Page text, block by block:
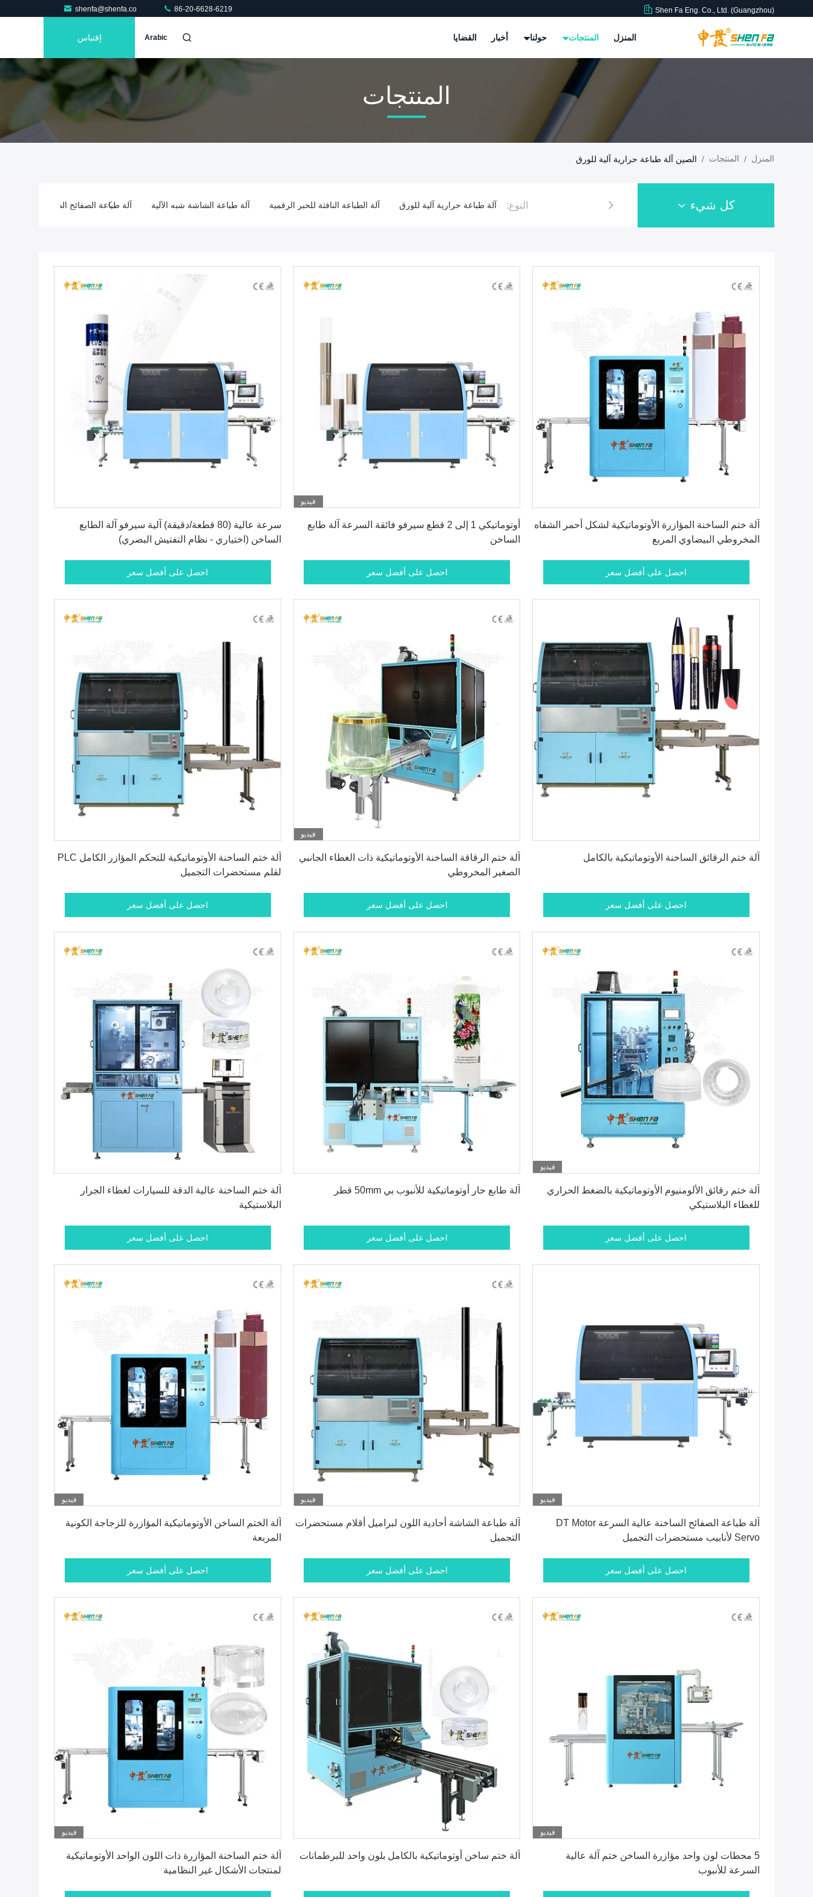
Shen Fa Eng. Co., Ltd. (Guangzhou)
shenfa@shenfa.co 86-20-6628-6219
المنزل المنتجات حولنا أخبار القضايا Arabic إقتباس
المنتجات
المنزل / المنتجات / الصين آلة طباعة حرارية آلية للورق
كل شيء النوع:آلة طباعة الشاشة الأوتوماتيكية آلة طباعة حرارية آلية للورق آلة الطباعة النافثة للحبر الرقمية آلة طباعة الشاشة شبه الآلية آلة طباعة الصفائح الساخنة شبه
آلة ختم الساخنة المؤازرة الأوتوماتيكية لشكل أحمر الشفاه
المخروطي البيضاوي المربع
احصل على أفضل سعر
فيديو
أوتوماتيكي 1 إلى 2 قطع سيرفو فائقة السرعة آلة طابع
الساخن
احصل على أفضل سعر
سرعة عالية (80 قطعة/دقيقة) آلية سيرفو آلة الطابع
الساخن (اختياري - نظام التفتيش البصري)
احصل على أفضل سعر
آلة ختم الرقائق الساخنة الأوتوماتيكية بالكامل
احصل على أفضل سعر
فيديو
آلة ختم الرقاقة الساخنة الأوتوماتيكية ذات الغطاء الجانبي
الصغير المخروطي
احصل على أفضل سعر
آلة ختم الساخنة الأوتوماتيكية للتحكم المؤازر الكامل PLC
لقلم مستحضرات التجميل
احصل على أفضل سعر
فيديو
آلة ختم رقائق الألومنيوم الأوتوماتيكية بالضغط الحراري
للغطاء البلاستيكي
احصل على أفضل سعر
آلة طابع حار أوتوماتيكية للأنبوب بي 50mm قطر
احصل على أفضل سعر
آلة ختم الساخنة عالية الدقة للسيارات لغطاء الجرار
البلاستيكية
احصل على أفضل سعر
فيديو
آلة طباعة الصفائح الساخنة عالية السرعة DT Motor
Servo لأنابيب مستحضرات التجميل
احصل على أفضل سعر
فيديو
آلة طباعة الشاشة أحادية اللون لبراميل أقلام مستحضرات
التجميل
احصل على أفضل سعر
فيديو
آلة الختم الساخن الأوتوماتيكية المؤازرة للزجاجة الكونية
المربعة
احصل على أفضل سعر
فيديو
5 محطات لون واحد مؤازرة الساخن ختم آلة عالية
السرعة للأنبوب
آلة ختم ساخن أوتوماتيكية بالكامل بلون واحد للبرطمانات
فيديو
آلة ختم الساخنة المؤازرة ذات اللون الواحد الأوتوماتيكية
لمنتجات الأشكال غير النظامية